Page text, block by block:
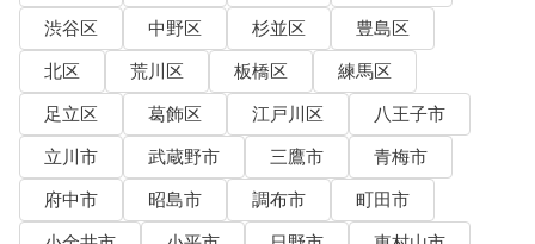
渋谷区
中野区 杉並区
豊島区
北区
荒川区 板橋区
練馬区
足立区
葛飾区 江戸川区
八王子市
立川市
武蔵野市 三鷹市
青梅市
府中市
昭島市 調布市
町田市